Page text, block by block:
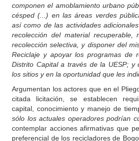
componen el amoblamiento urbano
césped (...) en las áreas verdes
así como de las actividades
recolección del material recuperable,
recolección selectiva, y disponer del
Reciclaje y apoyar los programas de
Distrito Capital a través de la UESP; y
los sitios y en la oportunidad que les
Argumentan los actores que en el
citada licitación, se establecen
capital, conocimiento y manejo de
sólo los actuales operadores podrían
contemplar acciones afirmativas que
preferencial de los recicladores de